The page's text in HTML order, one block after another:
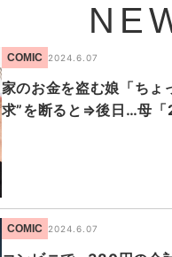
COMIC 2024.6.07
家のお金を盗む娘「ちょ
求”を断ると⇒後日…母「
COMIC 2024.6.07